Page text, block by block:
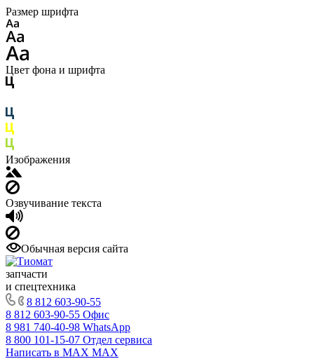
Размер шрифта
Цвет фона и шрифта
Изображения
Озвучивание текста
Обычная версия сайта
запчасти
и спецтехника
8 812 603-90-55
8 812 603-90-55 Офис
8 981 740-40-98 WhatsApp
8 800 101-15-07 Отдел сервиса
Написать в MAX MAX